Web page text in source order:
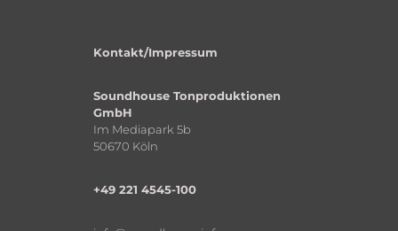
Kontakt/Impressum
Soundhouse Tonproduktionen
GmbH
Im Mediapark 5b
50670 Köln
+49 221 4545-100